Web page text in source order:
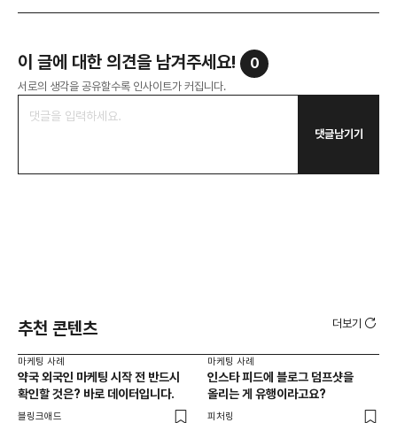
이 글에 대한 의견을 남겨주세요! 0
서로의 생각을 공유할수록 인사이트가 커집니다.
댓글남기기
추천 콘텐츠 더보기
마케팅 사례
약국 외국인 마케팅 시작 전 반드시
확인할 것은? 바로 데이터입니다.
블링크애드
마케팅 사례
인스타 피드에 블로그 덤프샷을
올리는 게 유행이라고요?
피처링